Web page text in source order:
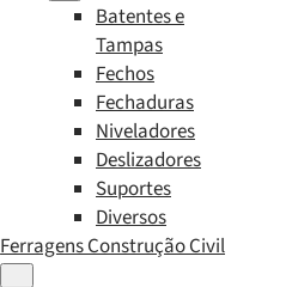
Batentes e
Tampas
Fechos
Fechaduras
Niveladores
Deslizadores
Suportes
Diversos
Ferragens Construção Civil